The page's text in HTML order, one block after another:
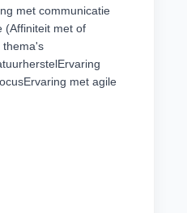
met communicatie
(Affiniteit met of
thema's
met agile